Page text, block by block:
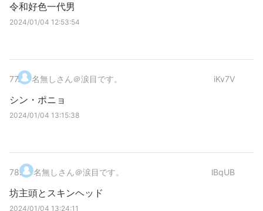
令和好色一代男
2024/01/04 12:53:54
77. 名無しさん＠涙目です。 iKv7V
シン・ポニョ
2024/01/04 13:15:38
78. 名無しさん＠涙目です。 lBqUB
坊主頭とスキンヘッド
2024/01/04 13:24:11